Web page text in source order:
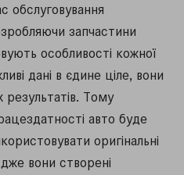
обслуговування
запчастини
особливості кожної
дані в єдине ціле, вони
Тому
авто буде
оригінальні
вони створені